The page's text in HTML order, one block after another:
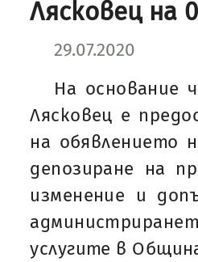
Лясковец на
29.07.2020
На основание
Лясковец е
на обявлението
депозиране на
изменение и
услугите в